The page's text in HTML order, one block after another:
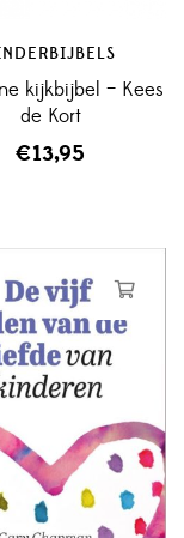
kijkbijbel – Kees
de Kort
€13,95